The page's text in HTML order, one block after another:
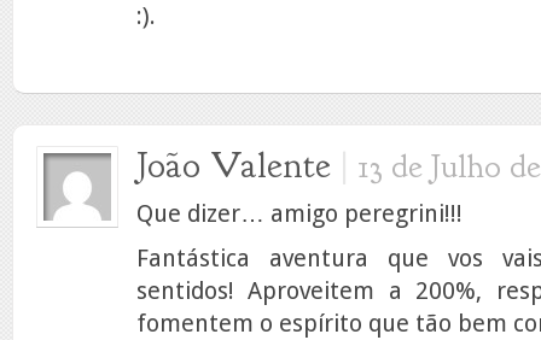
:).
João Valente | 13 de Julho
Que dizer… amigo peregrini!!!
Fantástica aventura que vos
sentidos! Aproveitem a 200%,
fomentem o espírito que tão bem